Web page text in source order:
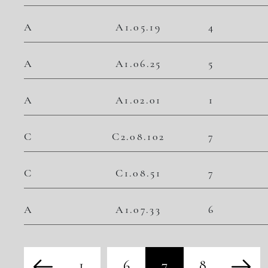
A A1.05.19 4
A A1.06.25 5
A A1.02.01 1
C C2.08.102 7
C C1.08.51 7
A A1.07.33 6